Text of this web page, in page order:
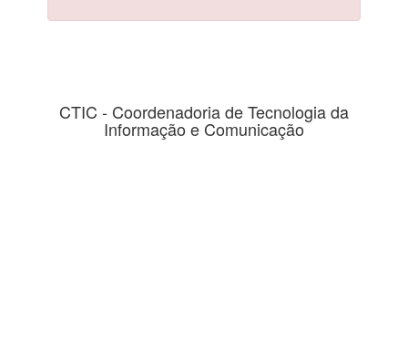
CTIC - Coordenadoria de Tecnologia da
Informação e Comunicação